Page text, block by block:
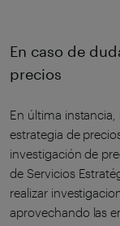
En caso de
precios
En última
estrategia de
investigación de
de Servicios
realizar
aprovechando las